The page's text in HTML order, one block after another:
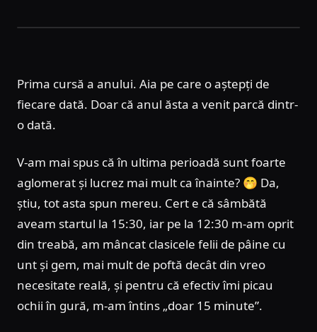
Prima cursă a anului. Aia pe care o aștepți de
fiecare dată. Doar că anul ăsta a venit parcă dintr-
o dată.
V-am mai spus că în ultima perioadă sunt foarte
aglomerat și lucrez mai mult ca înainte? 🤭 Da,
știu, tot asta spun mereu. Cert e că sâmbătă
aveam startul la 15:30, iar pe la 12:30 m-am oprit
din treabă, am mâncat clasicele felii de pâine cu
unt și gem, mai mult de poftă decât din vreo
necesitate reală, și pentru că efectiv îmi picau
ochii în gură, m-am întins „doar 15 minute”.